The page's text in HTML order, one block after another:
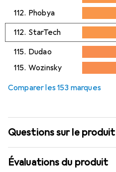
2,1%
112. Phobya
2,1%
112. StarTech
2,1%
115. Dudao
2,2%
115. Wozinsky
Comparer les 153 marques
Questions sur le produit
Évaluations du produit